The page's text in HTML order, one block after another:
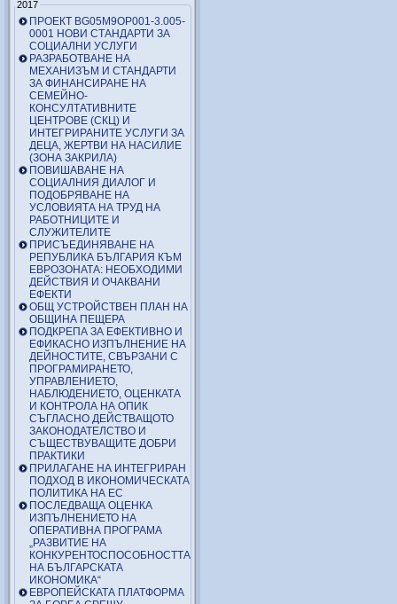
2017
ПРОЕКТ BG05M9OP001-3.005-
0001 НОВИ СТАНДАРТИ ЗА
СОЦИАЛНИ УСЛУГИ
РАЗРАБОТВАНЕ НА
МЕХАНИЗЪМ И СТАНДАРТИ
ЗА ФИНАНСИРАНЕ НА
СЕМЕЙНО-
КОНСУЛТАТИВНИТЕ
ЦЕНТРОВЕ (СКЦ) И
ИНТЕГРИРАНИТЕ УСЛУГИ ЗА
ДЕЦА, ЖЕРТВИ НА НАСИЛИЕ
(ЗОНА ЗАКРИЛА)
ПОВИШАВАНЕ НА
СОЦИАЛНИЯ ДИАЛОГ И
ПОДОБРЯВАНЕ НА
УСЛОВИЯТА НА ТРУД НА
РАБОТНИЦИТЕ И
СЛУЖИТЕЛИТЕ
ПРИСЪЕДИНЯВАНЕ НА
РЕПУБЛИКА БЪЛГАРИЯ КЪМ
ЕВРОЗОНАТА: НЕОБХОДИМИ
ДЕЙСТВИЯ И ОЧАКВАНИ
ЕФЕКТИ
ОБЩ УСТРОЙСТВЕН ПЛАН НА
ОБЩИНА ПЕЩЕРА
ПОДКРЕПА ЗА ЕФЕКТИВНО И
ЕФИКАСНО ИЗПЪЛНЕНИЕ НА
ДЕЙНОСТИТЕ, СВЪРЗАНИ С
ПРОГРАМИРАНЕТО,
УПРАВЛЕНИЕТО,
НАБЛЮДЕНИЕТО, ОЦЕНКАТА
И КОНТРОЛА НА ОПИК
СЪГЛАСНО ДЕЙСТВАЩОТО
ЗАКОНОДАТЕЛСТВО И
СЪЩЕСТВУВАЩИТЕ ДОБРИ
ПРАКТИКИ
ПРИЛАГАНЕ НА ИНТЕГРИРАН
ПОДХОД В ИКОНОМИЧЕСКАТА
ПОЛИТИКА НА ЕС
ПОСЛЕДВАЩА ОЦЕНКА
ИЗПЪЛНЕНИЕТО НА
ОПЕРАТИВНА ПРОГРАМА
„РАЗВИТИЕ НА
КОНКУРЕНТОСПОСОБНОСТТА
НА БЪЛГАРСКАТА
ИКОНОМИКА“
ЕВРОПЕЙСКАТА ПЛАТФОРМА